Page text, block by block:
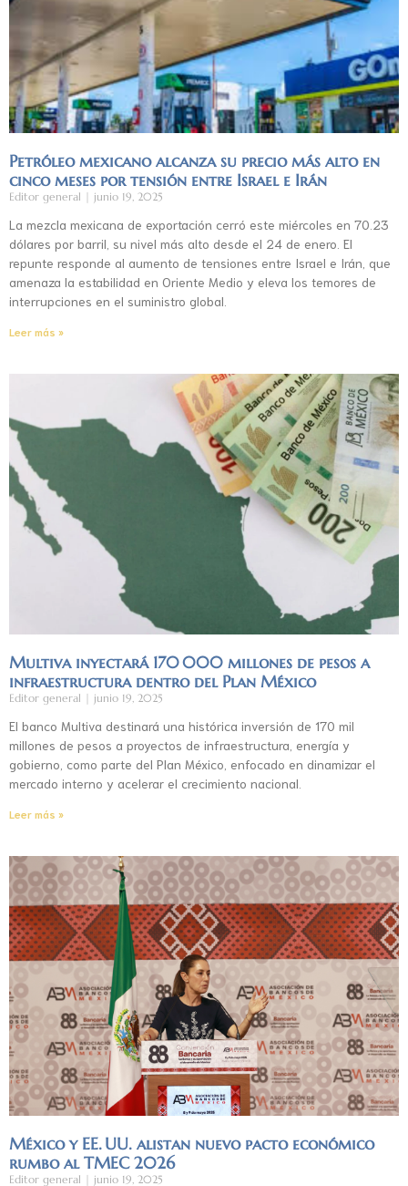
Petróleo mexicano alcanza su precio más alto en
cinco meses por tensión entre Israel e Irán
Editor general junio 19, 2025
La mezcla mexicana de exportación cerró este miércoles en 70.23
dólares por barril, su nivel más alto desde el 24 de enero. El
repunte responde al aumento de tensiones entre Israel e Irán, que
amenaza la estabilidad en Oriente Medio y eleva los temores de
interrupciones en el suministro global.
Leer más »
Multiva inyectará 170 000 millones de pesos a
infraestructura dentro del Plan México
Editor general junio 19, 2025
El banco Multiva destinará una histórica inversión de 170 mil
millones de pesos a proyectos de infraestructura, energía y
gobierno, como parte del Plan México, enfocado en dinamizar el
mercado interno y acelerar el crecimiento nacional.
Leer más »
México y EE. UU. alistan nuevo pacto económico
rumbo al TMEC 2026
Editor general junio 19, 2025